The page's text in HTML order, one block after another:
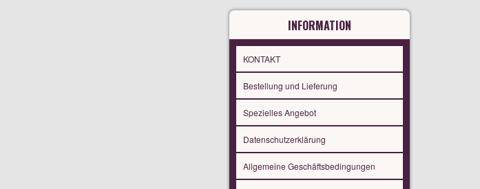
INFORMATION
KONTAKT
Bestellung und Lieferung
Spezielles Angebot
Datenschutzerklärung
Allgemeine Geschäftsbedingungen